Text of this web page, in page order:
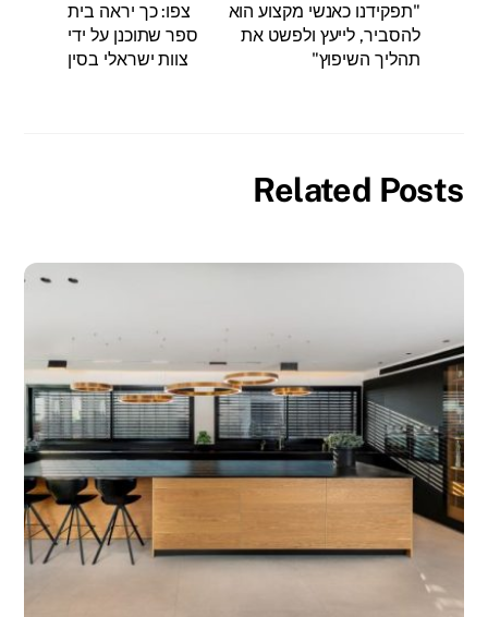
"תפקידנו כאנשי מקצוע הוא
להסביר, לייעץ ולפשט את
תהליך השיפוץ"
צפו: כך יראה בית
ספר שתוכנן על ידי
צוות ישראלי בסין
Related Posts